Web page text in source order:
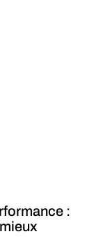
: